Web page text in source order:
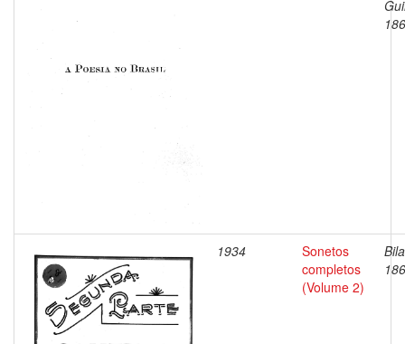
1934
Sonetos
completos
(Volume 2)